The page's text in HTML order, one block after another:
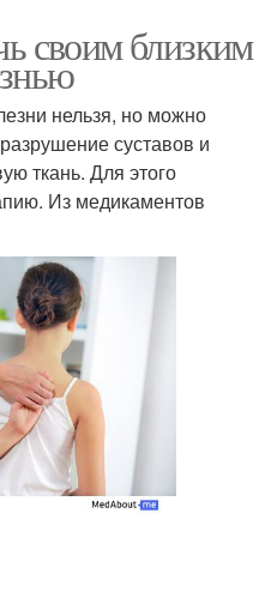
своим близким
нельзя, но можно
суставов и
ткань. Для этого
Из медикаментов